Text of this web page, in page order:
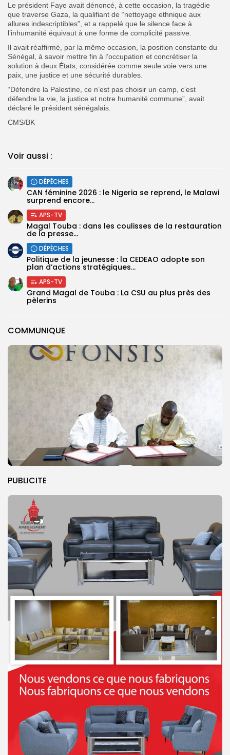
COMMUNIQUE
PUBLICITE
Le président Faye avait dénoncé, à cette occasion, la tragédie
que traverse Gaza, la qualifiant de “nettoyage ethnique aux
allures indescriptibles”, et a rappelé que le silence face à
l’inhumanité équivaut à une forme de complicité passive.
Il avait réaffirmé, par la même occasion, la position constante du
Sénégal, à savoir mettre fin à l’occupation et concrétiser la
solution à deux États, considérée comme seule voie vers une
paix, une justice et une sécurité durables.
“Défendre la Palestine, ce n’est pas choisir un camp, c’est
défendre la vie, la justice et notre humanité commune”, avait
déclaré le président sénégalais.
CMS/BK
Voir aussi :
DÉPÊCHES
‎CAN féminine 2026 : le Nigeria se reprend, le Malawi
surprend encore...
APS-TV
Magal Touba : dans les coulisses de la restauration
de la presse...
DÉPÊCHES
Politique de la jeunesse : la CEDEAO adopte son
plan d’actions stratégiques...
APS-TV
Grand Magal de Touba : La CSU au plus près des
pèlerins